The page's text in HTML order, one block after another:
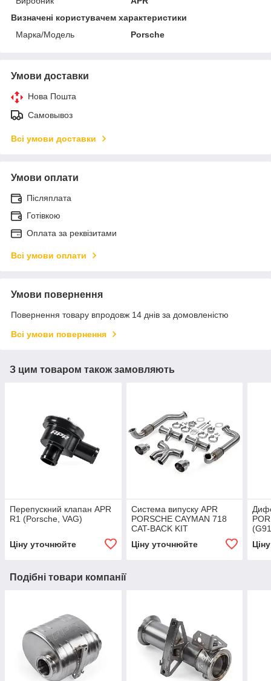
Визначені користувачем характеристики
Марка/Модель
Porsche
Умови доставки
Нова Пошта
Самовывоз
Всі умови доставки
Умови оплати
Післяплата
Готівкою
Оплата за реквізитами
Всі умови оплати
Умови повернення
Повернення товару впродовж 14 днів за домовленістю
Всі умови повернення
З цим товаром також замовляють
Перепускний клапан APR
R1 (Porsche, VAG)
Ціну уточнюйте
Система випуску APR
PORSCHE CAYMAN 718
CAT-BACK KIT
Ціну уточнюйте
Подібні товари компанії